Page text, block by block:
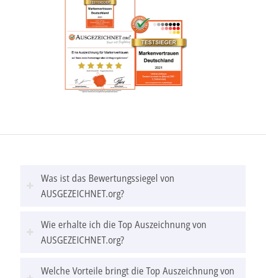
Was ist das Bewertungssiegel von
AUSGEZEICHNET.org?
Wie erhalte ich die Top Auszeichnung von
AUSGEZEICHNET.org?
Welche Vorteile bringt die Top Auszeichnung von